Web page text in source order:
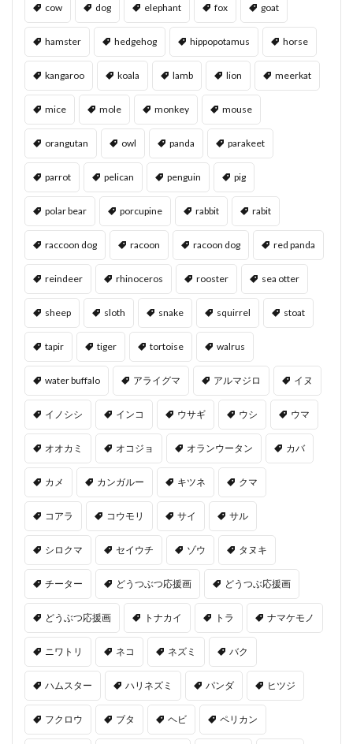
cow dog elephant fox goat
hamster hedgehog hippopotamus horse
kangaroo koala lamb lion meerkat
mice mole monkey mouse
orangutan owl panda parakeet
parrot pelican penguin pig
polar bear porcupine rabbit rabit
raccoon dog racoon racoon dog red panda
reindeer rhinoceros rooster sea otter
sheep sloth snake squirrel stoat
tapir tiger tortoise walrus
water buffalo アライグマ アルマジロ イヌ
イノシシ インコ ウサギ ウシ ウマ
オオカミ オコジョ オランウータン カバ
カメ カンガルー キツネ クマ
コアラ コウモリ サイ サル
シロクマ セイウチ ゾウ タヌキ
チーター どうつぶつ応援画 どうつぶ応援画
どうぶつ応援画 トナカイ トラ ナマケモノ
ニワトリ ネコ ネズミ バク
ハムスター ハリネズミ パンダ ヒツジ
フクロウ ブタ ヘビ ペリカン